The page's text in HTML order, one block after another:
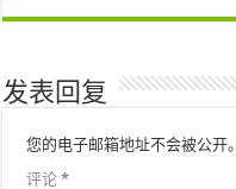
发表回复
您的电子邮箱地址不会被公开。
评论*